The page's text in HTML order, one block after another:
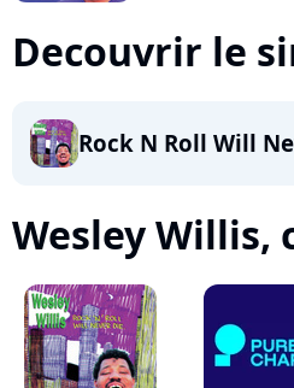
Decouvrir le
Rock N Roll Will
Wesley Willis,